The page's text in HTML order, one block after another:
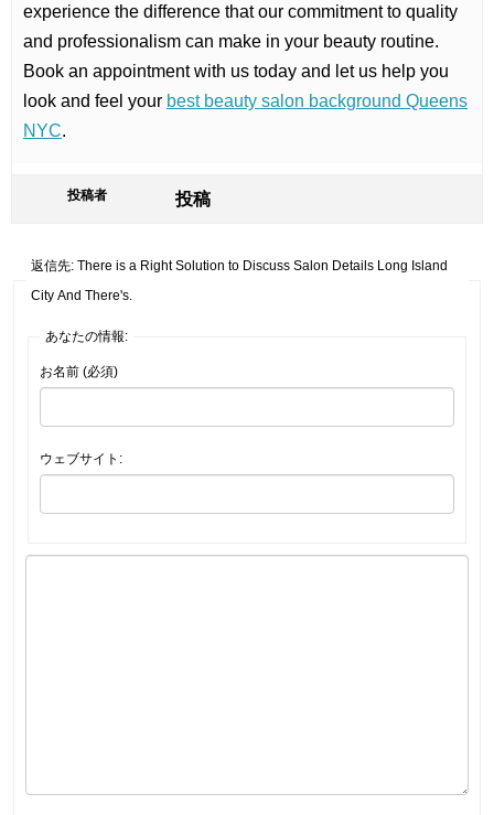
experience the difference that our commitment to quality
and professionalism can make in your beauty routine.
Book an appointment with us today and let us help you
look and feel your best beauty salon background Queens
NYC.
投稿者 投稿
返信先: There is a Right Solution to Discuss Salon Details Long Island
City And There's.
あなたの情報:
お名前 (必須)
ウェブサイト: